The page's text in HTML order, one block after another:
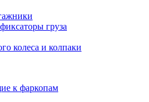
груза
колеса и колпаки
к фаркопам